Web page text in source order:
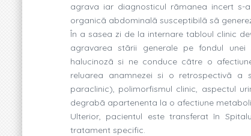
agrava iar diagnosticul rãmanea incert
organicã abdominalã susceptibilã sã
În a sasea zi de la internare tabloul clinic
agravarea stãrii generale pe fondul
halucinozã si ne conduce cãtre o
reluarea anamnezei si o retrospectivã a
paraclinic), polimorfismul clinic, aspectul
degrabã apartenenta la o afectiune
Ulterior, pacientul este transferat în
tratament specific.